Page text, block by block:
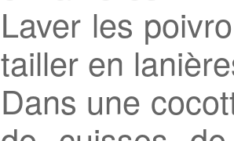
Laver les
tailler en
Dans une